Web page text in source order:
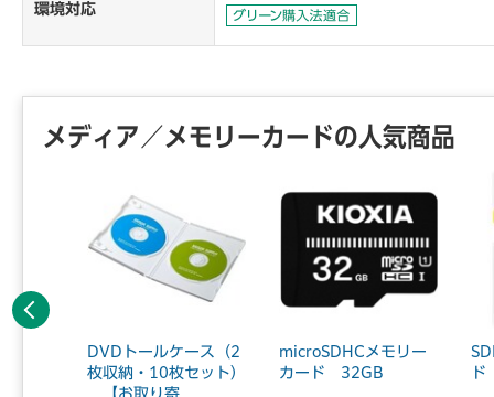
環境対応
メディア／メモリーカードの人気商品
DVDトールケース（2
枚収納・10枚セット）
microSDHCメモリー
カード 32GB
前へ